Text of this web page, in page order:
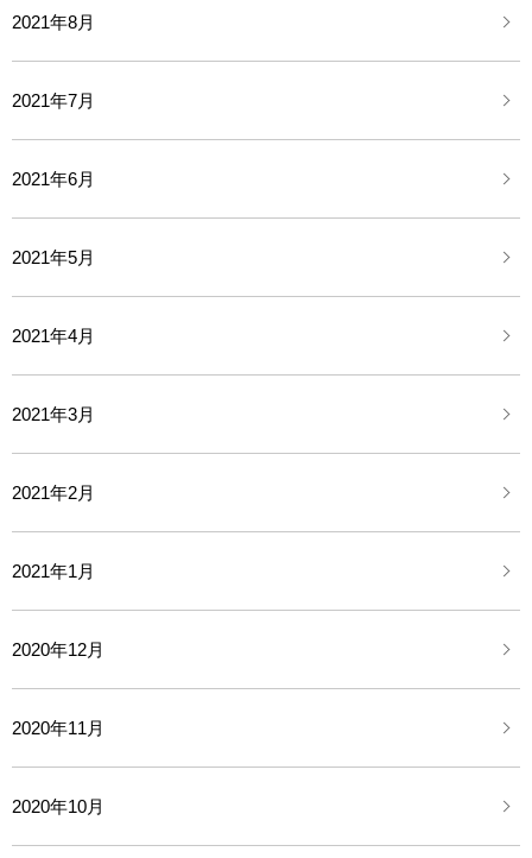
2021年8月
2021年7月
2021年6月
2021年5月
2021年4月
2021年3月
2021年2月
2021年1月
2020年12月
2020年11月
2020年10月